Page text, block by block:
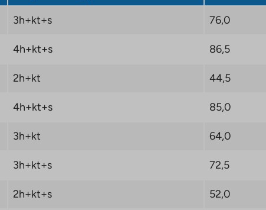
en miljö för aktiv
LKV hanterar
0 € när du tecknar
Asumisoikeus Oy
3h+kt+s 76,0
4h+kt+s 86,5
2h+kt 44,5
4h+kt+s 85,0
3h+kt 64,0
3h+kt+s 72,5
2h+kt+s 52,0